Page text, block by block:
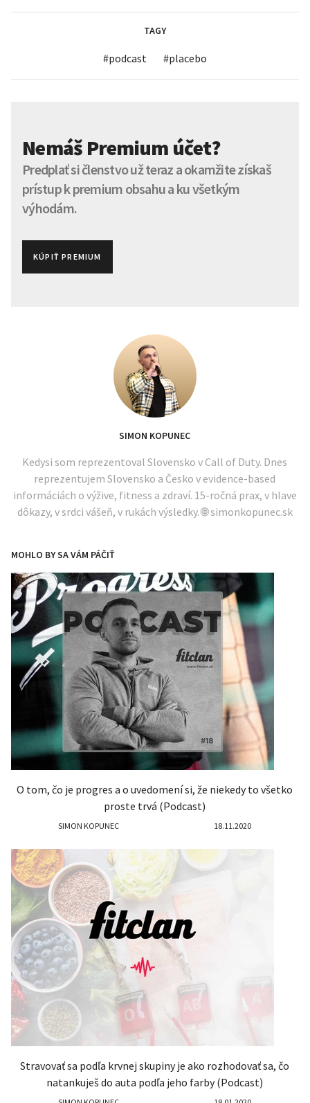
TAGY
#podcast #placebo
Nemáš Premium účet?
Predplať si členstvo už teraz a okamžite získaš
prístup k premium obsahu a ku všetkým
výhodám.
KÚPIŤ PREMIUM
SIMON KOPUNEC
Kedysi som reprezentoval Slovensko v Call of Duty. Dnes
reprezentujem Slovensko a Česko v evidence-based
informáciách o výžive, fitness a zdraví. 15-ročná prax, v hlave
dôkazy, v srdci vášeň, v rukách výsledky. 🌐 simonkopunec.sk
MOHLO BY SA VÁM PÁČIŤ
O tom, čo je progres a o uvedomení si, že niekedy to všetko
proste trvá (Podcast)
SIMON KOPUNEC 18.11.2020
Stravovať sa podľa krvnej skupiny je ako rozhodovať sa, čo
natankuješ do auta podľa jeho farby (Podcast)